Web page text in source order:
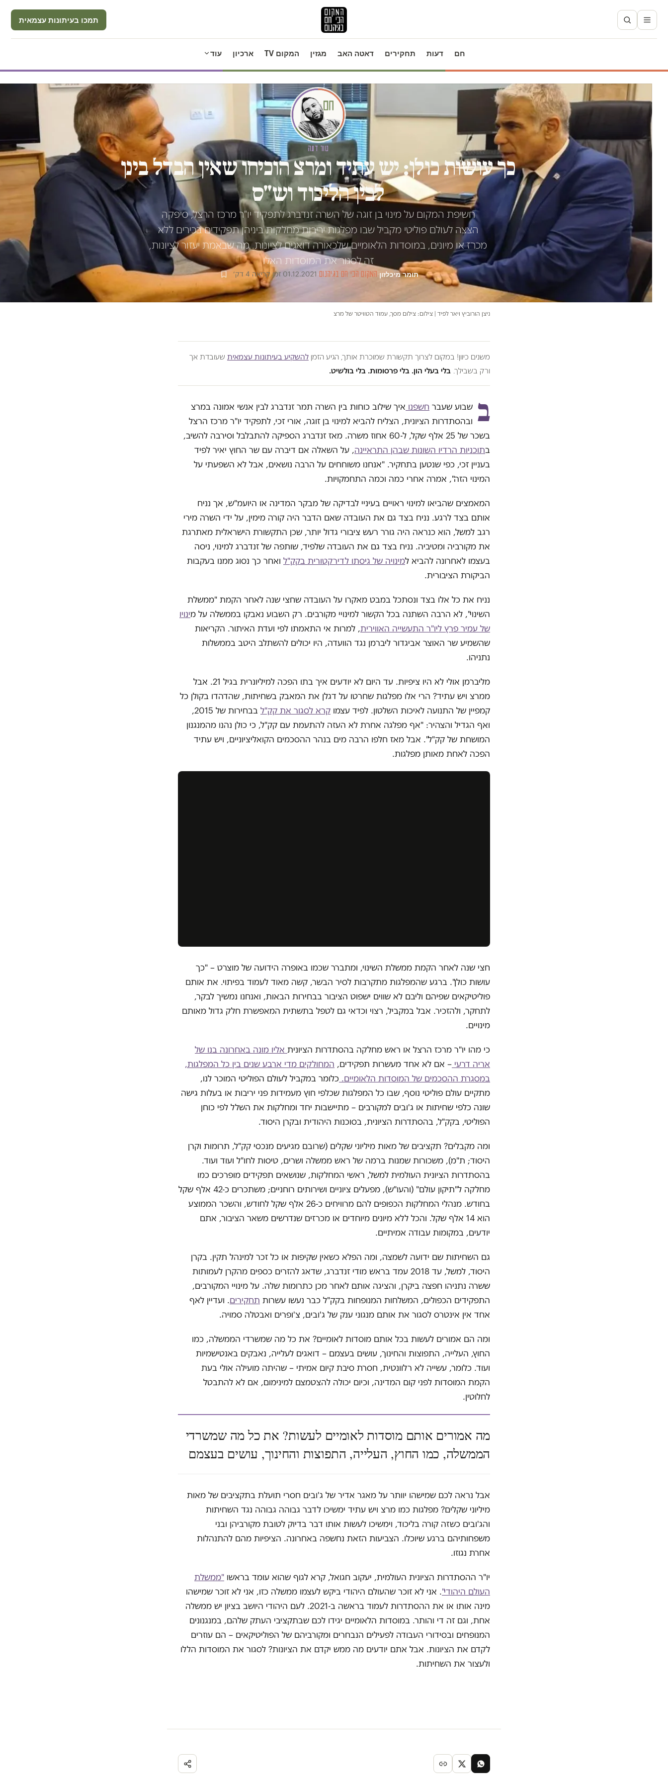
תמכו בעיתונות עצמאית
חם דעות תחקירים דאטה האב מגזין המקום TV ארכיון עוד
טור דעה
כך עושות כולן: יש עתיד ומרצ הוכיחו שאין הבדל בינן
לבין הליכוד וש"ס
חשיפת המקום על מינוי בן זוגה של השרה זנדברג לתפקיד יו"ר מרכז הרצל, סיפקה
הצצה לעולם פוליטי מקביל שבו מפלגות יריבות מחלקות ביניהן תפקידים בכירים ללא
מכרז או מיונים, במוסדות הלאומיים שלכאורה דואגים לציונות. מה שבאמת יעזור לציונות,
זה לסגור את המוסדות האלו
תומר מיכלזון·המקום הכי חם בגיהנום 01.12.2021
·זמן קריאה 4 דק׳
ניצן הורוביץ ויאר לפיד | צילום: צילום מסך, עמוד הטוויטר של מרצ
משנים כיוון! במקום לצרוך תקשורת שמוכרת אותך, הגיע הזמן להשקיע בעיתונות עצמאית שעובדת אך
ורק בשבילך. בלי בעלי הון. בלי פרסומות. בלי בולשיט.
ב שבוע שעבר חשפנו איך שילוב כוחות בין השרה תמר זנדברג לבין אנשי אמונה במרצ
ובהסתדרות הציונית, הצליח להביא למינוי בן זוגה, אורי זכי, לתפקיד יו"ר מרכז הרצל
בשכר של 25 אלף שקל, ל-60 אחוז משרה. מאז זנדברג הספיקה להתבלבל וסירבה להשיב,
בתוכניות הרדיו השונות שבהן התראיינה, על השאלה אם דיברה עם שר החוץ יאיר לפיד
בעניין זכי, כפי שנטען בתחקיר. "אנחנו משוחחים על הרבה נושאים, אבל לא השפעתי על
המינוי הזה", אמרה אחרי כמה וכמה התחמקויות.
המאמצים שהביאו למינוי ראויים בעיניי לבדיקה של מבקר המדינה או היועמ"ש, אך נניח
אותם בצד לרגע. נניח בצד גם את העובדה שאם הדבר היה קורה מימין, על ידי השרה מירי
רגב למשל, הוא כנראה היה גורר רעש ציבורי גדול יותר, שכן התקשורת הישראלית מאתרגת
את מקורביה ומטיביה. נניח בצד גם את העובדה שלפיד, שותפה של זנדברג למינוי, ניסה
בעצמו לאחרונה להביא למינויה של גיסתו לדירקטורית בקק"ל ואחר כך נסוג ממנו בעקבות
הביקורת הציבורית.
נניח את כל אלו בצד ונסתכל במבט מאקרו על העובדה שחצי שנה לאחר הקמת "ממשלת
השינוי", לא הרבה השתנה בכל הקשור למינויי מקורבים. רק השבוע נאבקו בממשלה על מינויו
של עמיר פרץ ליו"ר התעשייה האווירית, למרות אי התאמתו לפי ועדת האיתור. הקריאות
שהשמיע שר האוצר אביגדור ליברמן נגד הוועדה, היו יכולים להשתלב היטב בממשלות
נתניהו.
מליברמן אולי לא היו ציפיות. עד היום לא יודעים איך בתו הפכה למיליונרית בגיל 21. אבל
ממרצ ויש עתיד? הרי אלו מפלגות שחרטו על דגלן את המאבק בשחיתות, שהדהדו בקולן כל
קמפיין של התנועה לאיכות השלטון. לפיד עצמו קרא לסגור את קק"ל
בבחירות של 2015,
ואף הגדיל והצהיר: "אף מפלגה אחרת לא העזה להתעמת עם קק"ל, כי כולן נהנו מהמנגנון
המושחת של קק"ל". אבל מאז חלפו הרבה מים בנהר ההסכמים הקואליציוניים, ויש עתיד
הפכה לאחת מאותן מפלגות.
חצי שנה לאחר הקמת ממשלת השינוי, ומתברר שכמו באופרה הידועה של מוצרט – "כך
עושות כולן". ברגע שהמפלגות מתקרבות לסיר הבשר, קשה מאוד לעמוד בפיתוי. את אותם
פוליטיקאים שפיהם וליבם לא שווים ישפוט הציבור בבחירות הבאות, ואנחנו נמשיך לבקר,
לתחקר, ולהזכיר. אבל במקביל, רצוי וכדאי גם לטפל בתשתית המאפשרת חלק גדול מאותם
מינויים.
כי מהו יו"ר מרכז הרצל או ראש מחלקה בהסתדרות הציונית אליו מונה באחרונה בנו של
אריה דרעי – אם לא אחד מעשרות תפקידים, המחולקים מדי ארבע שנים בין כל המפלגות,
במסגרת ההסכמים של המוסדות הלאומיים. כלומר במקביל לעולם הפוליטי המוכר לנו,
מתקיים עולם פוליטי נוסף, שבו כל המפלגות שכלפי חוץ מעמידות פני יריבות או בעלות גישה
שונה כלפי שחיתות או ג'ובים למקורבים – מתיישבות יחד ומחלקות את השלל לפי כוחן
הפוליטי, בקק"ל, בהסתדרות הציונית, בסוכנות היהודית ובקרן היסוד.
ומה מקבלים? תקציבים של מאות מיליוני שקלים (שרובם מגיעים מנכסי קק"ל, תרומות וקרן
היסוד; ת"מ), משכורות שמנות ברמה של ראש ממשלה ושרים, טיסות לחו"ל ועוד ועוד.
בהסתדרות הציונית העולמית למשל, ראשי המחלקות, שנושאים תפקידים מופרכים כמו
מחלקה ל"תיקון עולם" (והעו"ש), מפעלים ציוניים ושירותים רוחניים; משתכרים כ-42 אלף שקל
בחודש. מנהלי המחלקות הכפופים להם מרוויחים כ-26 אלף שקל לחודש, והשכר הממוצע
הוא 14 אלף שקל. והכל ללא מיונים מיוחדים או מכרזים שנדרשים משאר הציבור, אתם
יודעים, במקומות עבודה אמיתיים.
גם השחיתות שם ידועה לשמצה, ומה הפלא כשאין שקיפות או כל זכר למינהל תקין. בקרן
היסוד, למשל, עד 2018 עמד בראש מודי זנדברג, שדאג להזרים כספים מהקרן לעמותות
ששרה נתניהו חפצה ביקרן, והציגה אותם לאחר מכן כתרומות שלה. על מינויי המקורבים,
התפקידים הכפולים, המשלחות המנופחות בקק"ל כבר נעשו עשרות תחקירים. ועדיין לאף
אחד אין אינטרס לסגור את אותם מנגוני ענק של ג'ובים, צ'ופרים ואבטלה סמויה.
ומה הם אמורים לעשות בכל אותם מוסדות לאומיים? את כל מה שמשרדי הממשלה, כמו
החוץ, העלייה, התפוצות והחינוך, עושים בעצמם – דואגים לעלייה, נאבקים באנטישמיות
ועוד. כלומר, עשייה לא רלוונטית, חסרת סיבת קיום אמיתי – שהיתה מועילה אולי בעת
הקמת המוסדות לפני קום המדינה, וכיום יכולה להצטמצם למינימום, אם לא להתבטל
לחלוטין.
מה אמורים אותם מוסדות לאומיים לעשות? את כל מה שמשרדי
הממשלה, כמו החוץ, העלייה, התפוצות והחינוך, עושים בעצמם
אבל נראה לכם שמישהו יוותר על מאגר אדיר של ג'ובים חסרי תועלת בתקציבים של מאות
מיליוני שקלים? מפלגות כמו מרצ ויש עתיד ימשיכו לדבר גבוהה גבוהה נגד השחיתות
והג'ובים כשזה קורה בליכוד, וימשיכו לעשות אותו דבר בדיוק לטובת מקורביהן ובני
משפחותיהם ברגע שיוכלו. הצביעות הזאת נחשפה באחרונה. הציפיות מהם להתנהלות
אחרת נגוזו.
יו"ר ההסתדרות הציונית העולמית, יעקוב חגואל, קרא לגוף שהוא עומד בראשו "ממשלת
העולם היהודי". אני לא זוכר שהעולם היהודי ביקש לעצמו ממשלה כזו, אני לא זוכר שמישהו
מינה אותו או את ההסתדרות לעמוד בראשה ב-2021. לעם היהודי היושב בציון יש ממשלה
אחת, וגם זה די והותר. במוסדות הלאומיים יגידו לכם שבתקציבי העתק שלהם, במנגנונים
המנופחים ובסידורי העבודה לפעילים הנבחרים ומקורביהם של הפוליטיקאים – הם עוזרים
לקדם את הציונות. אבל אתם יודעים מה ממש יקדם את הציונות? לסגור את המוסדות הללו
ולעצור את השחיתות.